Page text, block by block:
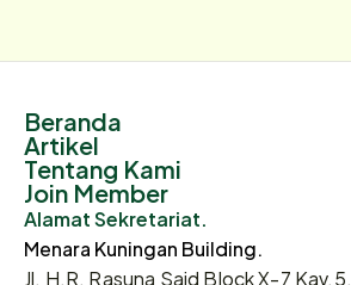
Beranda
Artikel
Tentang Kami
Join Member
Alamat Sekretariat.
Menara Kuningan Building.
Jl. H.R. Rasuna Said Block X-7 Kav.5,